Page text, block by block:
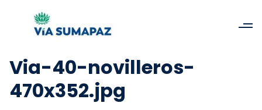
Via-40-novilleros-
470x352.jpg